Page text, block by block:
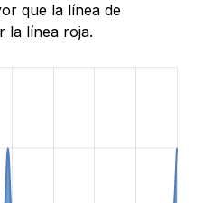
que la línea de
la línea roja.